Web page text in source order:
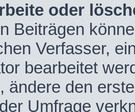
oder
Beiträgen
Verfasser,
bearbeitet
ändere den
Umfrage